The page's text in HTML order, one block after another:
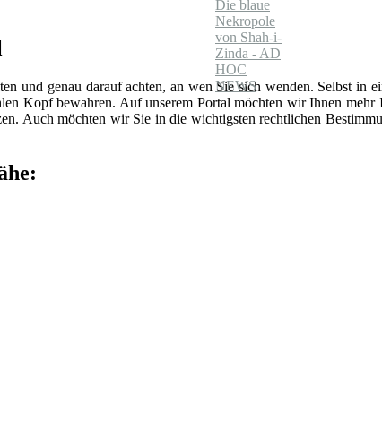
und genau darauf achten, an wen Sie sich wenden. Selbst in
Kopf bewahren. Auf unserem Portal möchten wir Ihnen
Auch möchten wir Sie in die wichtigsten rechtlichen